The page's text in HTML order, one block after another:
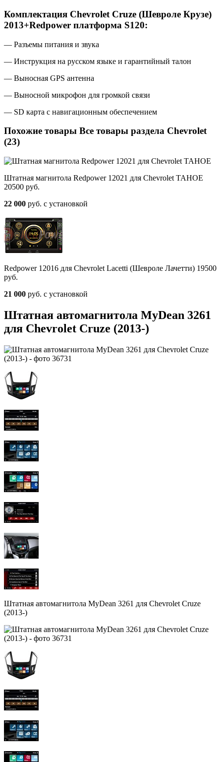
Комплектация Chevrolet Cruze (Шевроле Крузе)
2013+Redpower платформа S120:
— Разъемы питания и звука
— Инструкция на русском языке и гарантийный талон
— Выносная GPS антенна
— Выносной микрофон для громкой связи
— SD карта с навигационным обеспечением
Похожие товары Все товары раздела Chevrolet
(23)
Штатная магнитола Redpower 12021 для Chevrolet TAHOE
20500 руб.
22 000 руб. с установкой
Redpower 12016 для Chevrolet Lacetti (Шевроле Лачетти) 19500
руб.
21 000 руб. с установкой
Штатная автомагнитола MyDean 3261
для Chevrolet Cruze (2013-)
Штатная автомагнитола MyDean 3261 для Chevrolet Cruze
(2013-)